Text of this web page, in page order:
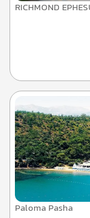
RICHMOND
Paloma Pasha